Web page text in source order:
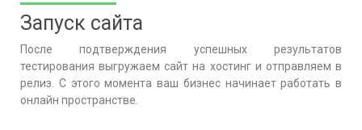
Запуск сайта
После подтверждения успешных результатов
тестирования выгружаем сайт на хостинг и отправляем в
релиз. С этого момента ваш бизнес начинает работать в
онлайн пространстве.